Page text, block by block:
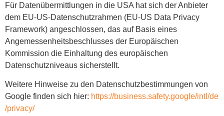
Für Datenübermittlungen in die USA hat sich der Anbieter
dem EU-US-Datenschutzrahmen (EU-US Data Privacy
Framework) angeschlossen, das auf Basis eines
Angemessenheitsbeschlusses der Europäischen
Kommission die Einhaltung des europäischen
Datenschutzniveaus sicherstellt.
Weitere Hinweise zu den Datenschutzbestimmungen von
Google finden sich hier: https://business.safety.google/intl/de
/privacy/